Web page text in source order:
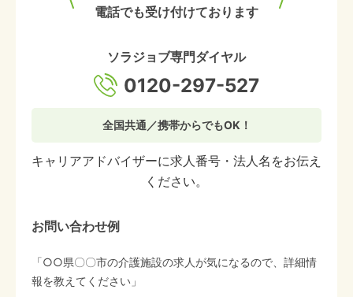
電話でも受け付けております
ソラジョブ専門ダイヤル
0120-297-527
全国共通／携帯からでもOK！
キャリアアドバイザーに求人番号・法人名をお伝え
ください。
お問い合わせ例
「○○県〇〇市の介護施設の求人が気になるので、詳細情
報を教えてください」